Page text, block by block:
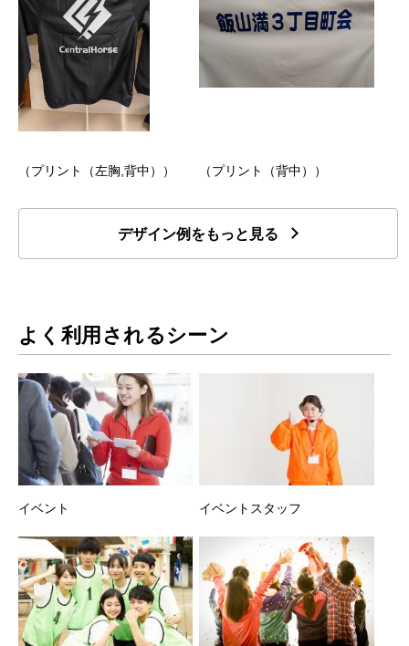
（プリント（左胸,背中）） （プリント（背中））
デザイン例をもっと見る
よく利用されるシーン
イベント イベントスタッフ